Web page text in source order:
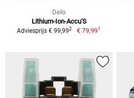
Delo
Lithium-Ion-Accu'S
Adviesprijs € 99,992 € 79,991